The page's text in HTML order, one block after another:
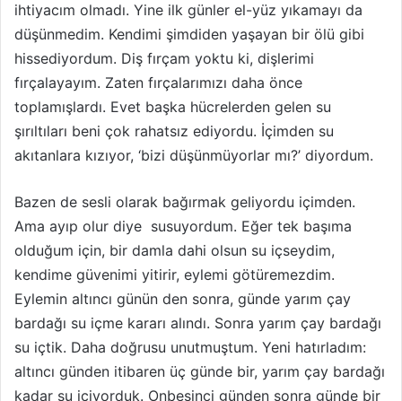
ihtiyacım olmadı. Yine ilk günler el-yüz yıkamayı da
düşünmedim. Kendimi şimdiden yaşayan bir ölü gibi
hissediyordum. Diş fırçam yoktu ki, dişlerimi
fırçalayayım. Zaten fırçalarımızı daha önce
toplamışlardı. Evet başka hücrelerden gelen su
şırıltıları beni çok rahatsız ediyordu. İçimden su
akıtanlara kızıyor, ‘bizi düşünmüyorlar mı?’ diyordum.
Bazen de sesli olarak bağırmak geliyordu içimden.
Ama ayıp olur diye susuyordum. Eğer tek başıma
olduğum için, bir damla dahi olsun su içseydim,
kendime güvenimi yitirir, eylemi götüremezdim.
Eylemin altıncı günün­ den sonra, günde yarım çay
bardağı su içme kararı alındı. Sonra yarım çay bardağı
su içtik. Daha doğrusu unutmuştum. Yeni hatırladım:
altıncı günden itibaren üç günde bir, yarım çay bardağı
kadar su içiyorduk. Onbeşinci günden sonra günde bir